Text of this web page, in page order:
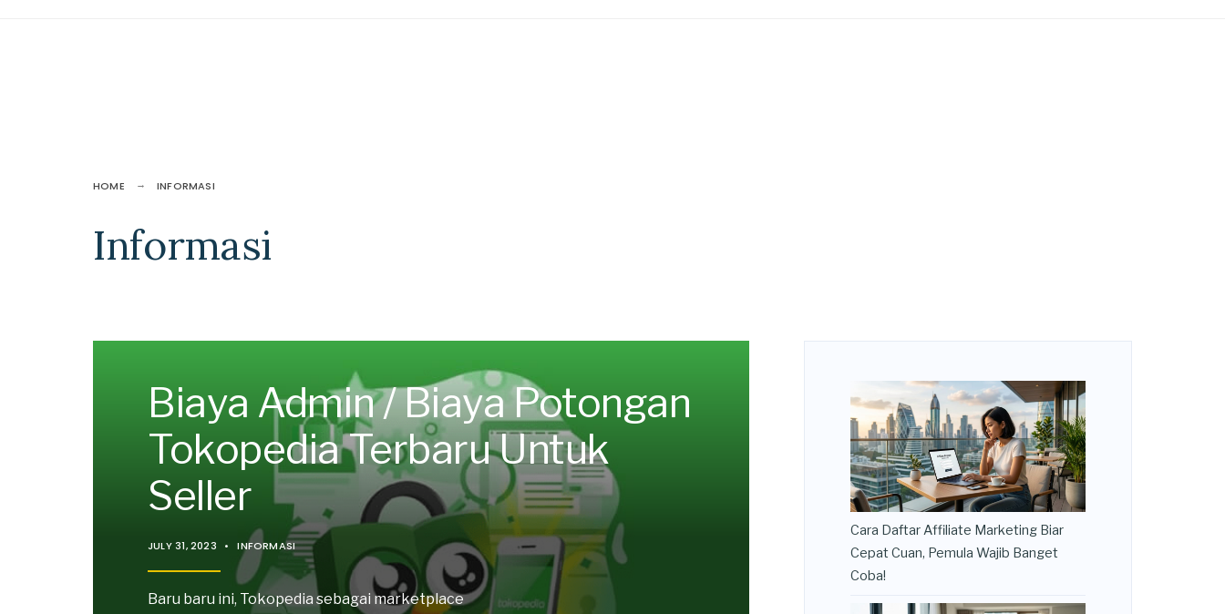
HOME INFORMASI
Informasi
Biaya Admin / Biaya Potongan
Tokopedia Terbaru Untuk
Seller
JULY 31, 2023 • INFORMASI
Baru baru ini, Tokopedia sebagai marketplace
Cara Daftar Affiliate Marketing Biar
Cepat Cuan, Pemula Wajib Banget
Coba!